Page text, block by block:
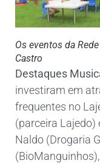
Os eventos da
Castro
Destaques
investiram em
frequentes no
(parceira Lajedo)
Naldo (Drogaria